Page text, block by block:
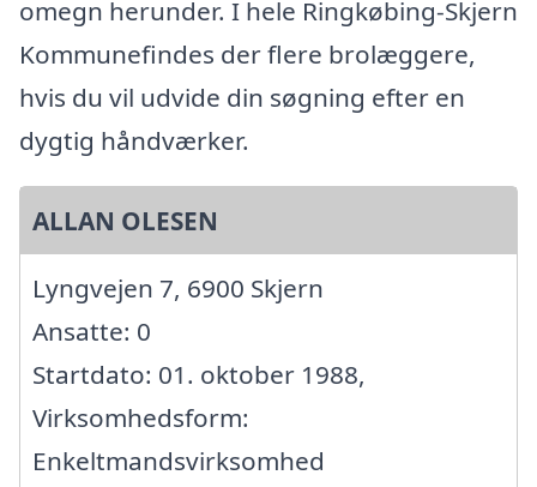
omegn herunder. I hele Ringkøbing-Skjern
Kommunefindes der flere brolæggere,
hvis du vil udvide din søgning efter en
dygtig håndværker.
ALLAN OLESEN
Lyngvejen 7, 6900 Skjern
Ansatte: 0
Startdato: 01. oktober 1988,
Virksomhedsform:
Enkeltmandsvirksomhed